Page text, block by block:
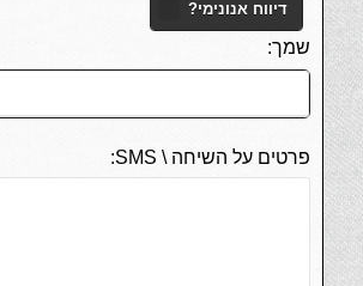
דיווח אנונימי?
שמך:
פרטים על השיחה \ SMS: